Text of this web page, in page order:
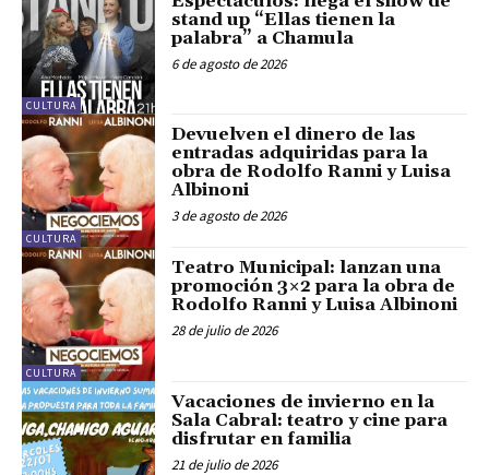
CULTURA
stand up “Ellas tienen la
palabra” a Chamula
6 de agosto de 2026
CULTURA
Devuelven el dinero de las
entradas adquiridas para la
obra de Rodolfo Ranni y Luisa
Albinoni
3 de agosto de 2026
CULTURA
Teatro Municipal: lanzan una
promoción 3×2 para la obra de
Rodolfo Ranni y Luisa Albinoni
28 de julio de 2026
Vacaciones de invierno en la
Sala Cabral: teatro y cine para
disfrutar en familia
21 de julio de 2026